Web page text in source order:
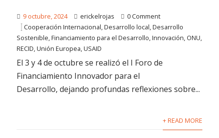
9 octubre, 2024 erickelrojas
0 Comment
Cooperación Internacional,Desarrollo local,Desarrollo
Sostenible,Financiamiento para el Desarrollo,Innovación, ONU,
RECID,Unión Europea,USAID
El 3 y 4 de octubre se realizó el I Foro de
Financiamiento Innovador para el
Desarrollo, dejando profundas reflexiones sobre...
+ READ MORE